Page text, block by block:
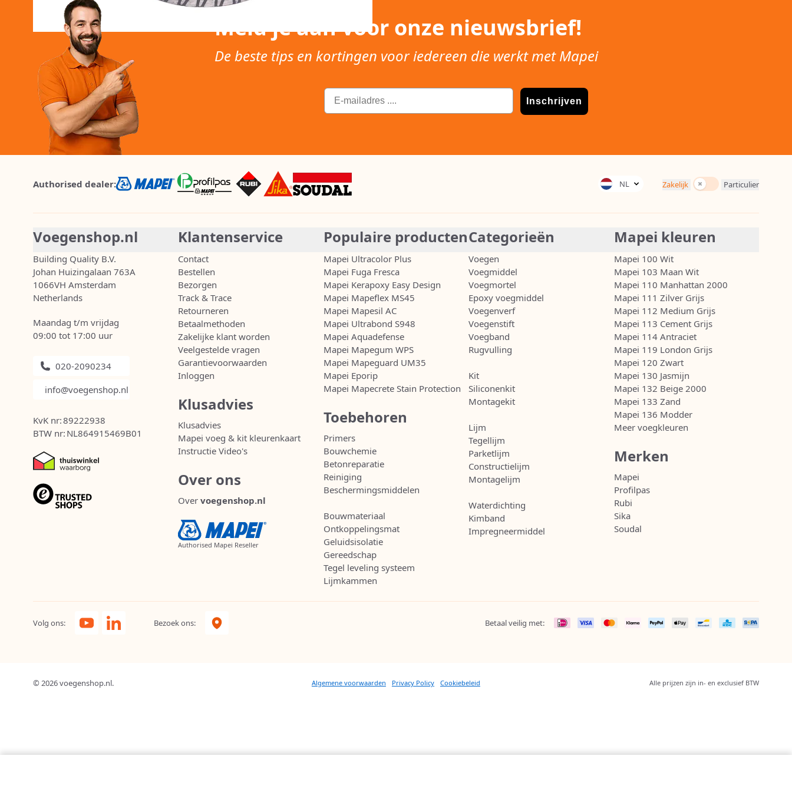
Meld je aan voor onze nieuwsbrief!
De beste tips en kortingen voor iedereen die werkt met Mapei
Email
Inschrijven
Authorised dealer: NL Zakelijk Incl. BTWParticulier
Voegenshop.nl
Building Quality B.V.
Johan Huizingalaan 763A
1066VH Amsterdam
Netherlands
Maandag t/m vrijdag
09:00 tot 17:00 uur
020-2090234
info@voegenshop.nl
KvK nr:89222938
BTW nr: NL864915469B01
Klantenservice
Contact
Bestellen
Bezorgen
Track & Trace
Retourneren
Betaalmethoden
Zakelijke klant worden
Veelgestelde vragen
Garantievoorwaarden
Inloggen
Klusadvies
Klusadvies
Mapei voeg & kit kleurenkaart
Instructie Video's
Over ons
Overvoegenshop.nl
Authorised Mapei Reseller
Populaire producten
Mapei Ultracolor Plus
Mapei Fuga Fresca
Mapei Kerapoxy Easy Design
Mapei Mapeflex MS45
Mapei Mapesil AC
Mapei Ultrabond S948
Mapei Aquadefense
Mapei Mapegum WPS
Mapei Mapeguard UM35
Mapei Eporip
Mapei Mapecrete Stain Protection
Toebehoren
Primers
Bouwchemie
Betonreparatie
Reiniging
Beschermingsmiddelen
Bouwmateriaal
Ontkoppelingsmat
Geluidsisolatie
Gereedschap
Tegel leveling systeem
Lijmkammen
Categorieën
Voegen
Voegmiddel
Voegmortel
Epoxy voegmiddel
Voegenverf
Voegenstift
Voegband
Rugvulling
Kit
Siliconenkit
Montagekit
Lijm
Tegellijm
Parketlijm
Constructielijm
Montagelijm
Waterdichting
Kimband
Impregneermiddel
Mapei kleuren
Mapei 100 Wit
Mapei 103 Maan Wit
Mapei 110 Manhattan 2000
Mapei 111 Zilver Grijs
Mapei 112 Medium Grijs
Mapei 113 Cement Grijs
Mapei 114 Antraciet
Mapei 119 London Grijs
Mapei 120 Zwart
Mapei 130 Jasmijn
Mapei 132 Beige 2000
Mapei 133 Zand
Mapei 136 Modder
Meer voegkleuren
Merken
Mapei
Profilpas
Rubi
Sika
Soudal
Volg ons: Bezoek ons: Betaal veilig met:
Algemene voorwaarden Privacy Policy Cookiebeleid Alle prijzen zijn in- en exclusief BTW
© 2026 voegenshop.nl.